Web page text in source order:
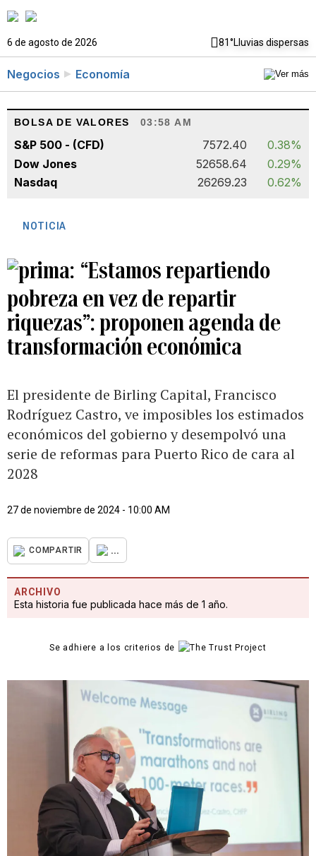
6 de agosto de 2026 81°Lluvias dispersas
Negocios Economía
BOLSA DE VALORES 03:58 AM
S&P 500 - (CFD) 7572.40
0.38%
Dow Jones
52658.64
0.29%
Nasdaq
26269.23 0.62%
NOTICIA
“Estamos repartiendo
pobreza en vez de repartir
riquezas”: proponen agenda de
transformación económica
El presidente de Birling Capital, Francisco
Rodríguez Castro, ve imposibles los estimados
económicos del gobierno y desempolvó una
serie de reformas para Puerto Rico de cara al
2028
27 de noviembre de 2024 - 10:00 AM
COMPARTIR ...
ARCHIVO
Esta historia fue publicada hace más de 1 año.
Se adhiere a los criterios de